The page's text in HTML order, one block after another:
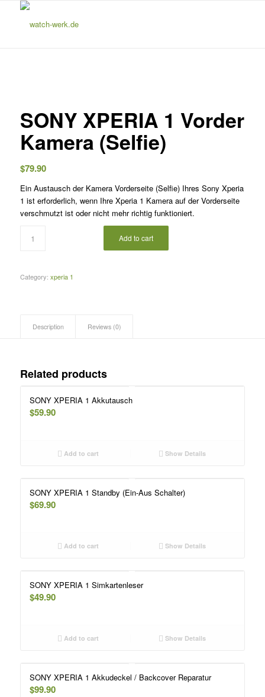
SONY XPERIA 1 Vorder
Kamera (Selfie)
$79.90
Ein Austausch der Kamera Vorderseite (Selfie) Ihres Sony Xperia
1 ist erforderlich, wenn Ihre Xperia 1 Kamera auf der Vorderseite
verschmutzt ist oder nicht mehr richtig funktioniert.
Add to cart
Category: xperia 1
Description Reviews (0)
Related products
SONY XPERIA 1 Akkutausch
$59.90
Add to cart Show Details
SONY XPERIA 1 Standby (Ein-Aus Schalter)
$69.90
Add to cart Show Details
SONY XPERIA 1 Simkartenleser
$49.90
Add to cart Show Details
SONY XPERIA 1 Akkudeckel / Backcover Reparatur
$99.90